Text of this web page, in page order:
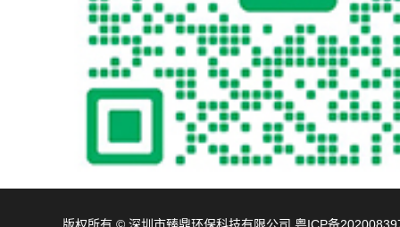
版权所有 © 深圳市臻鼎环保科技有限公司 粤ICP备